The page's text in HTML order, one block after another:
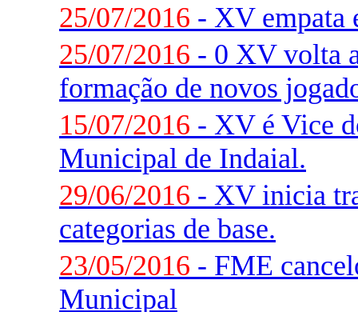
25/07/2016 - XV empata
25/07/2016 - 0 XV volta
formação de novos
15/07/2016 - XV é Vice
Municipal de Indaial.
29/06/2016 - XV inicia
categorias de base.
23/05/2016 - FME
Municipal